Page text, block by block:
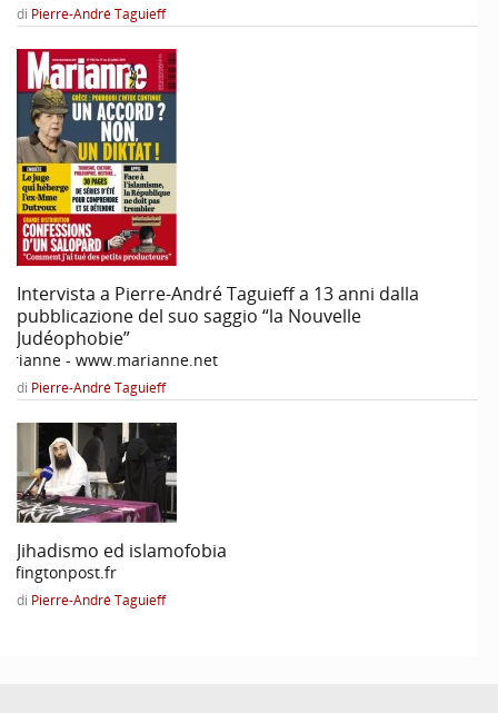
di Pierre-André Taguieff
Intervista a Pierre-André Taguieff a 13 anni dalla
pubblicazione del suo saggio “la Nouvelle
Judéophobie”
- www.marianne.net
di Pierre-André Taguieff
Jihadismo ed islamofobia
di Pierre-André Taguieff